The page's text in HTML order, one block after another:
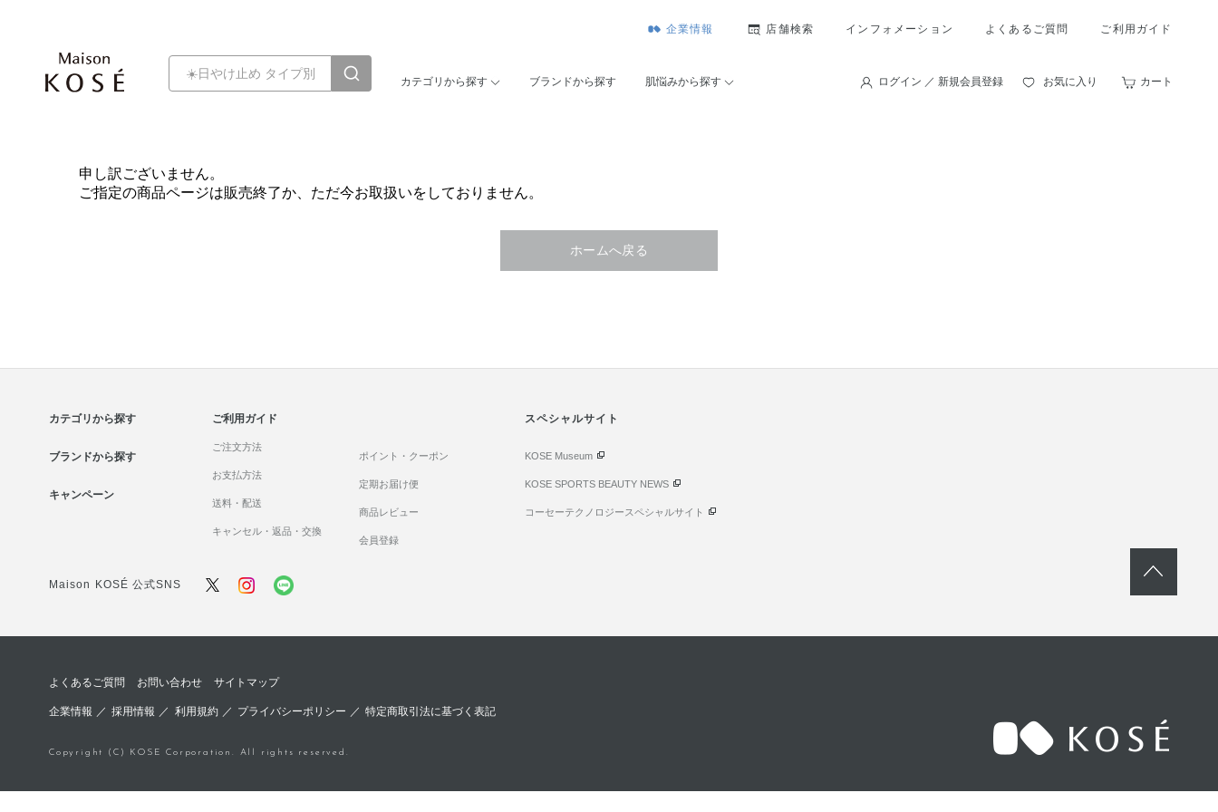
企業情報 店舗検索 インフォメーション よくあるご質問 ご利用ガイド
カテゴリから探す ブランドから探す 肌悩みから探す ログイン ／ 新規会員登録 お気に入り カート
申し訳ございません。
ご指定の商品ページは販売終了か、ただ今お取扱いをしておりません。
ホームへ戻る
カテゴリから探す
ブランドから探す
キャンペーン
ご利用ガイド
ご注文方法
お支払方法
送料・配送
キャンセル・返品・交換
ポイント・クーポン
定期お届け便
商品レビュー
会員登録
スペシャルサイト
KOSE Museum
KOSE SPORTS BEAUTY NEWS
コーセーテクノロジースペシャルサイト
Maison KOSÉ 公式SNS
よくあるご質問 お問い合わせ サイトマップ
企業情報 ／採用情報 ／ 利用規約／ プライバシーポリシー ／ 特定商取引法に基づく表記
Copyright (C) KOSE Corporation. All rights reserved.